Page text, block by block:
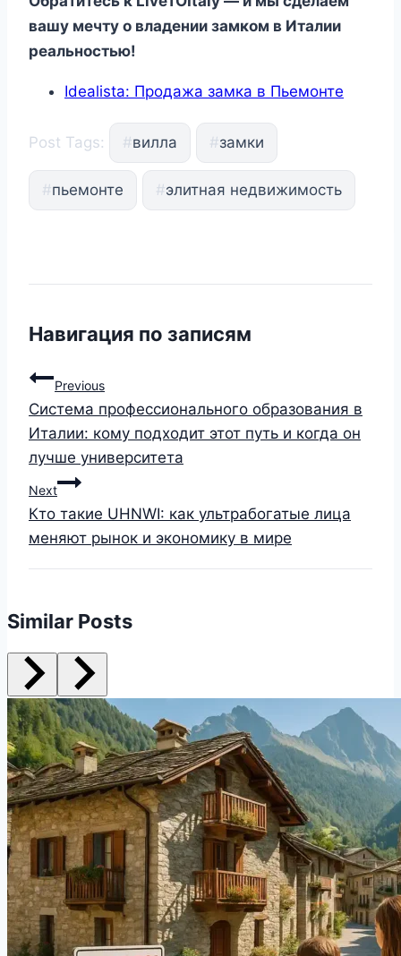
вашу мечту о владении замком в Италии
реальностью!
Idealista: Продажа замка в Пьемонте
Post Tags: #вилла #замки
#пьемонте #элитная недвижимость
Навигация по записям
Previous
Система профессионального образования в
Италии: кому подходит этот путь и когда он
лучше университета
Next
Кто такие UHNWI: как ультрабогатые лица
меняют рынок и экономику в мире
Similar Posts